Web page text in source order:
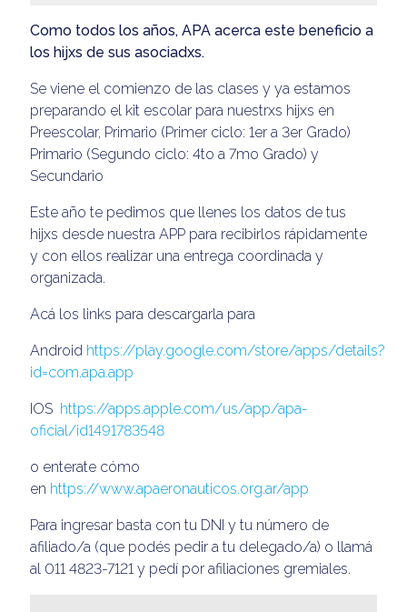
Como todos los años, APA acerca este beneficio a
los hijxs de sus asociadxs.
Se viene el comienzo de las clases y ya estamos
preparando el kit escolar para nuestrxs hijxs en
Preescolar, Primario (Primer ciclo: 1er a 3er Grado)
Primario (Segundo ciclo: 4to a 7mo Grado) y
Secundario
Este año te pedimos que llenes los datos de tus
hijxs desde nuestra APP para recibirlos rápidamente
y con ellos realizar una entrega coordinada y
organizada.
Acá los links para descargarla para
Android https://play.google.com/store/apps/details?
id=com.apa.app
IOS https://apps.apple.com/us/app/apa-
oficial/id1491783548
o enterate cómo
en https://www.apaeronauticos.org.ar/app
Para ingresar basta con tu DNI y tu número de
afiliado/a (que podés pedir a tu delegado/a) o llamá
al 011 4823-7121 y pedí por afiliaciones gremiales.